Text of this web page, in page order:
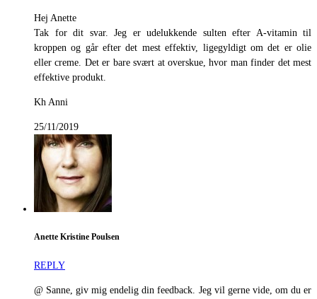
Hej Anette
Tak for dit svar. Jeg er udelukkende sulten efter A-vitamin til
kroppen og går efter det mest effektiv, ligegyldigt om det er olie
eller creme. Det er bare svært at overskue, hvor man finder det mest
effektive produkt.
Kh Anni
25/11/2019
Anette Kristine Poulsen
REPLY
@ Sanne, giv mig endelig din feedback. Jeg vil gerne vide, om du er